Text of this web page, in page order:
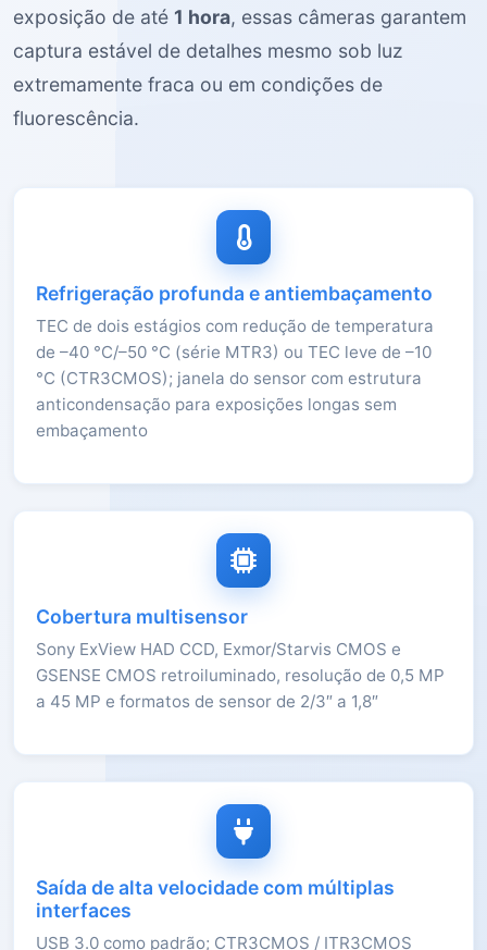
exposição de até 1 hora, essas câmeras garantem
captura estável de detalhes mesmo sob luz
extremamente fraca ou em condições de
fluorescência.
Refrigeração profunda e antiembaçamento
TEC de dois estágios com redução de temperatura
de –40 °C/–50 °C (série MTR3) ou TEC leve de –10
°C (CTR3CMOS); janela do sensor com estrutura
anticondensação para exposições longas sem
embaçamento
Cobertura multisensor
Sony ExView HAD CCD, Exmor/Starvis CMOS e
GSENSE CMOS retroiluminado, resolução de 0,5 MP
a 45 MP e formatos de sensor de 2/3″ a 1,8″
Saída de alta velocidade com múltiplas
interfaces
USB 3.0 como padrão; CTR3CMOS / ITR3CMOS